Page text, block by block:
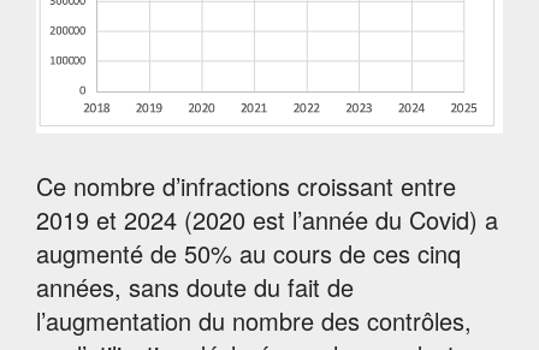
Ce nombre d’infractions croissant entre
2019 et 2024 (2020 est l’année du Covid) a
augmenté de 50% au cours de ces cinq
années, sans doute du fait de
l’augmentation du nombre des contrôles,